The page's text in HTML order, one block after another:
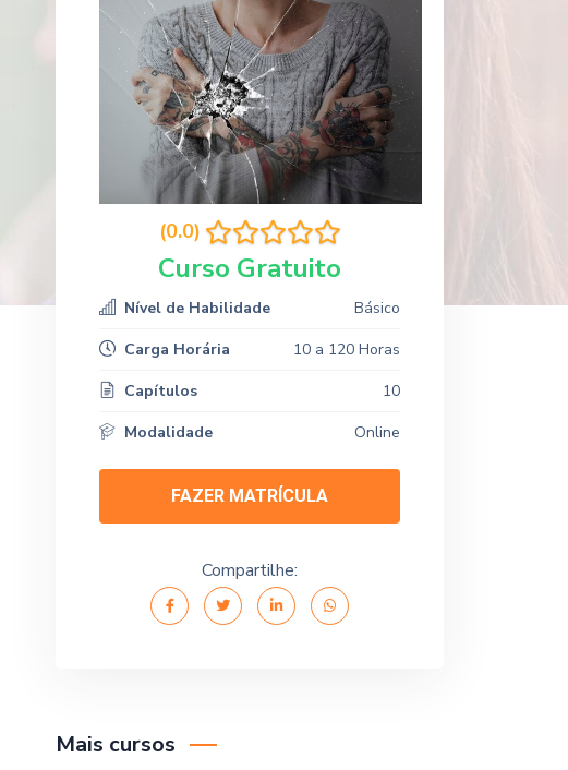
(0.0)
Curso Gratuito
Nível de Habilidade
Básico
Carga Horária
10 a 120 Horas
Capítulos
10
Modalidade
Online
FAZER MATRÍCULA
Compartilhe:
Mais cursos